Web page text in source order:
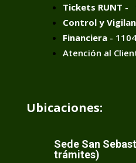
Tickets RUNT -
Control y
Financiera- 1104
Atención al
Ubicaciones:
Sede San
trámites)